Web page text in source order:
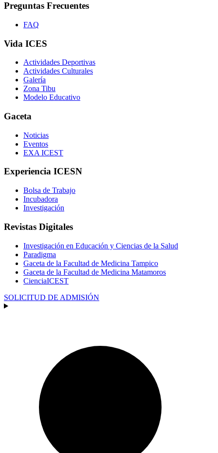
Preguntas Frecuentes
FAQ
Vida ICES
Actividades Deportivas
Actividades Culturales
Galería
Zona Tibu
Modelo Educativo
Gaceta
Noticias
Eventos
EXA ICEST
Experiencia ICESN
Bolsa de Trabajo
Incubadora
Investigación
Revistas Digitales
Investigación en Educación y Ciencias de la Salud
Paradigma
Gaceta de la Facultad de Medicina Tampico
Gaceta de la Facultad de Medicina Matamoros
CienciaICEST
SOLICITUD DE ADMISIÓN